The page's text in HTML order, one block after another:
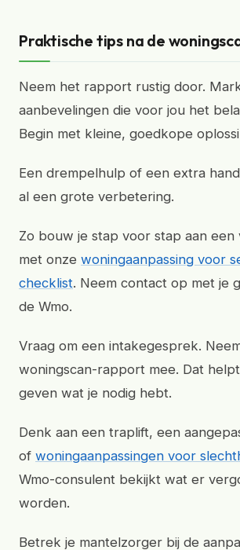
Praktische tips na de
Neem het rapport rustig door.
aanbevelingen die voor jou het
Begin met kleine, goedkope
Een drempelhulp of een extra
al een grote verbetering.
Zo bouw je stap voor stap aan een
met onze woningaanpassing voor
checklist. Neem contact op met je
de Wmo.
Vraag om een intakegesprek.
woningscan-rapport mee. Dat
geven wat je nodig hebt.
Denk aan een traplift, een
of woningaanpassingen voor
Wmo-consulent bekijkt wat er
worden.
Betrek je mantelzorger bij de